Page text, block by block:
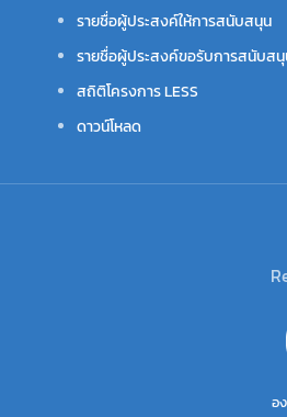
รายชื่อผู้ประสงค์ให้การสนับสนุน
รายชื่อผู้ประสงค์ขอรับการสนับส
สถิติโครงการ LESS
ดาวน์โหลด
อ